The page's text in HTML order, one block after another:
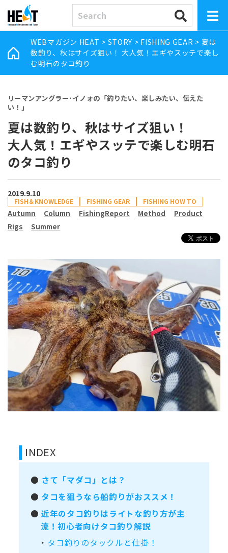
WEBマガジン HEAT > STORY > FISHING GEAR > 夏は
数釣り、秋はサイズ狙い！ 大人気！エギやスッテで楽し
む明石のタコ釣り
リーマンアングラー･イノォの「釣りたい、楽しみたい、伝えた
い！」
夏は数釣り、秋はサイズ狙い！
大人気！エギやスッテで楽しむ明石
のタコ釣り
2019.9.10
FISH＆KNOWLEDGE FISHING GEAR FISHING HOW TO
Autumn Column FishingReport Method
Product
Rigs
Summer
INDEX
● さて「マダコ」とは？
● タコを狙うなら船釣りがおススメ！
●近年のタコ釣りはライトな釣り方が主
流！初心者向けタコ釣り解説
・ タコ釣りのタックルと仕掛！